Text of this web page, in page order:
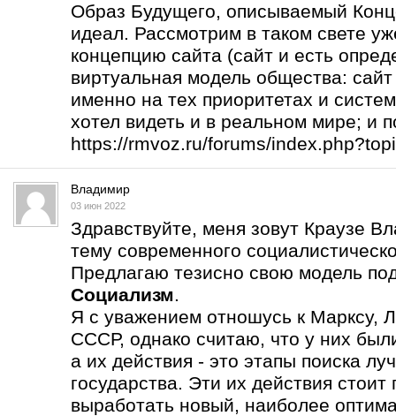
Образ Будущего, описываемый
идеал. Рассмотрим в таком свете
концепцию сайта (сайт и есть
виртуальная модель общества:
именно на тех приоритетах и
хотел видеть и в реальном мире; и
https://rmvoz.ru/forums/
Владимир
03 июн 2022
Здравствуйте, меня зовут Краузе
тему современного
Предлагаю тезисно свою модель
Социализм.
Я с уважением отношусь к Марксу,
СССР, однако считаю, что у них
а их действия - это этапы поиска
государства. Эти их действия
выработать новый, наиболее